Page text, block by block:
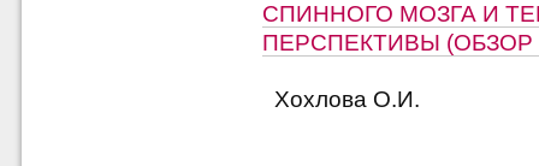
СПИННОГО МОЗГА И
ПЕРСПЕКТИВЫ (ОБЗОР
Хохлова О.И.